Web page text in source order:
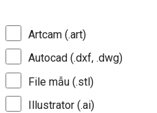
Artcam (.art)
Autocad (.dxf, .dwg)
File mẫu (.stl)
Illustrator (.ai)